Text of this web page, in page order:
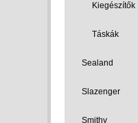
Kiegészítők
Táskák
Sealand
Slazenger
Smithy